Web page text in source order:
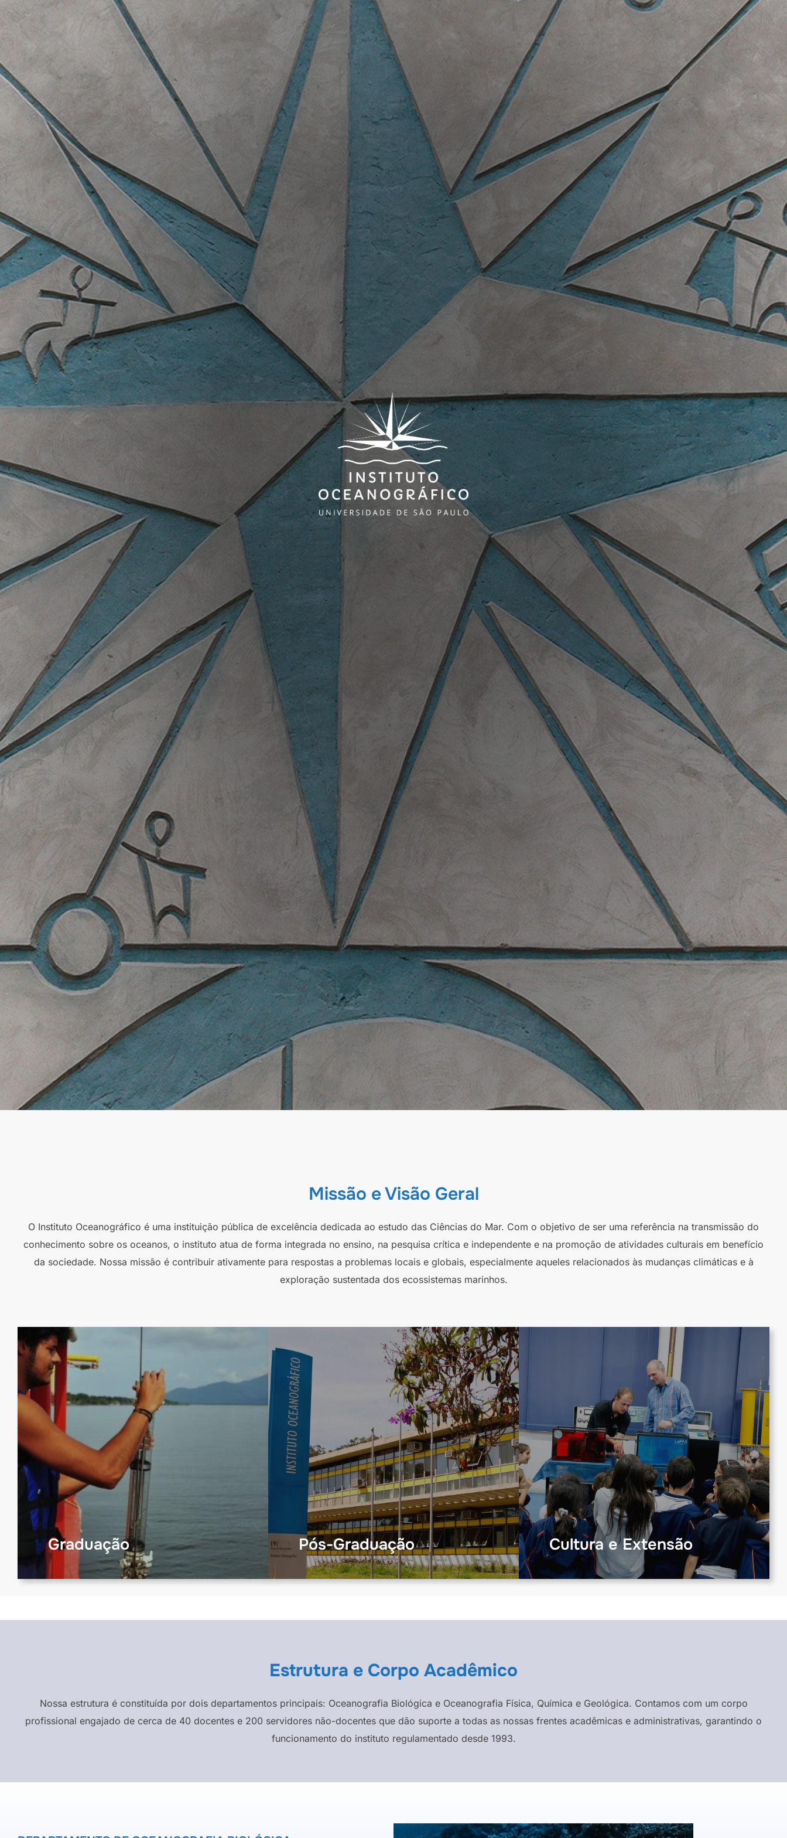
Missão e Visão Geral
O Instituto Oceanográfico é uma instituição pública de excelência dedicada ao estudo das Ciências do Mar. Com o objetivo de ser uma referência na transmissão do
conhecimento sobre os oceanos, o instituto atua de forma integrada no ensino, na pesquisa crítica e independente e na promoção de atividades culturais em benefício
da sociedade. Nossa missão é contribuir ativamente para respostas a problemas locais e globais, especialmente aqueles relacionados às mudanças climáticas e à
exploração sustentada dos ecossistemas marinhos.
Graduação Pós-Graduação Cultura e Extensão
Estrutura e Corpo Acadêmico
Nossa estrutura é constituída por dois departamentos principais: Oceanografia Biológica e Oceanografia Física, Química e Geológica. Contamos com um corpo
profissional engajado de cerca de 40 docentes e 200 servidores não-docentes que dão suporte a todas as nossas frentes acadêmicas e administrativas, garantindo o
funcionamento do instituto regulamentado desde 1993.